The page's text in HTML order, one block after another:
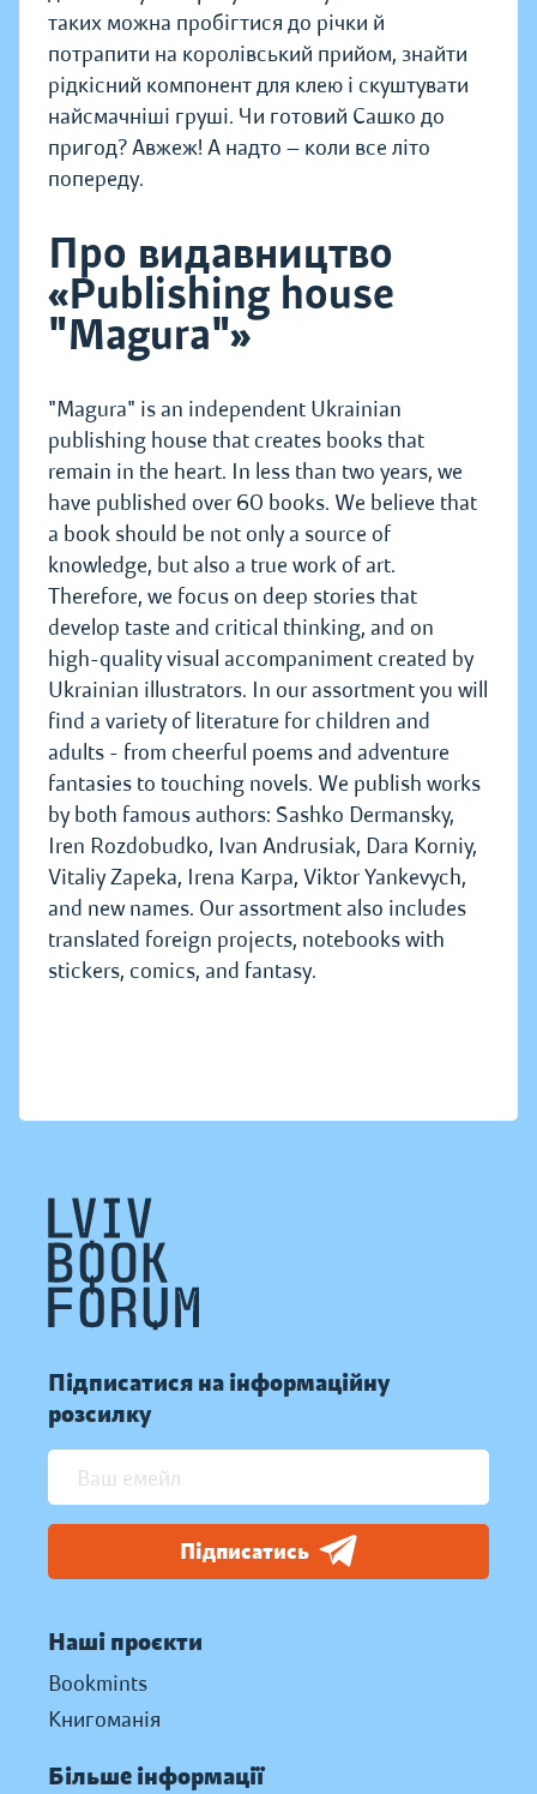
таких можна пробігтися до річки й
потрапити на королівський прийом, знайти
рідкісний компонент для клею і скуштувати
найсмачніші груші. Чи готовий Сашко до
пригод? Авжеж! А надто — коли все літо
попереду.
Про видавництво
«Publishing house
"Magura"»
"Magura" is an independent Ukrainian
publishing house that creates books that
remain in the heart. In less than two years, we
have published over 60 books. We believe that
a book should be not only a source of
knowledge, but also a true work of art.
Therefore, we focus on deep stories that
develop taste and critical thinking, and on
high-quality visual accompaniment created by
Ukrainian illustrators. In our assortment you will
find a variety of literature for children and
adults - from cheerful poems and adventure
fantasies to touching novels. We publish works
by both famous authors: Sashko Dermansky,
Iren Rozdobudko, Ivan Andrusiak, Dara Korniy,
Vitaliy Zapeka, Irena Karpa, Viktor Yankevych,
and new names. Our assortment also includes
translated foreign projects, notebooks with
stickers, comics, and fantasy.
Підписатися на інформаційну
розсилку
Підписатись
Наші проєкти
Bookmints
Книгоманія
Більше інформації